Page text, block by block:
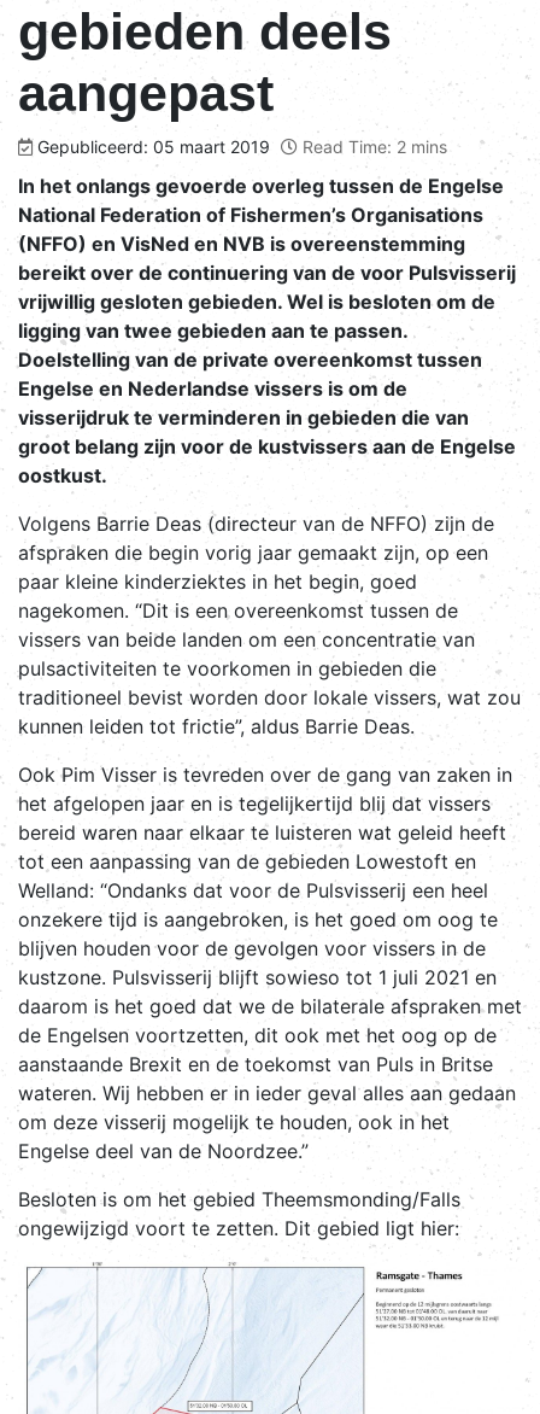
gebieden deels
aangepast
Gepubliceerd: 05 maart 2019 Read Time: 2 mins
In het onlangs gevoerde overleg tussen de Engelse
National Federation of Fishermen’s Organisations
(NFFO) en VisNed en NVB is overeenstemming
bereikt over de continuering van de voor Pulsvisserij
vrijwillig gesloten gebieden. Wel is besloten om de
ligging van twee gebieden aan te passen.
Doelstelling van de private overeenkomst tussen
Engelse en Nederlandse vissers is om de
visserijdruk te verminderen in gebieden die van
groot belang zijn voor de kustvissers aan de Engelse
oostkust.
Volgens Barrie Deas (directeur van de NFFO) zijn de
afspraken die begin vorig jaar gemaakt zijn, op een
paar kleine kinderziektes in het begin, goed
nagekomen. “Dit is een overeenkomst tussen de
vissers van beide landen om een concentratie van
pulsactiviteiten te voorkomen in gebieden die
traditioneel bevist worden door lokale vissers, wat zou
kunnen leiden tot frictie”, aldus Barrie Deas.
Ook Pim Visser is tevreden over de gang van zaken in
het afgelopen jaar en is tegelijkertijd blij dat vissers
bereid waren naar elkaar te luisteren wat geleid heeft
tot een aanpassing van de gebieden Lowestoft en
Welland: “Ondanks dat voor de Pulsvisserij een heel
onzekere tijd is aangebroken, is het goed om oog te
blijven houden voor de gevolgen voor vissers in de
kustzone. Pulsvisserij blijft sowieso tot 1 juli 2021 en
daarom is het goed dat we de bilaterale afspraken met
de Engelsen voortzetten, dit ook met het oog op de
aanstaande Brexit en de toekomst van Puls in Britse
wateren. Wij hebben er in ieder geval alles aan gedaan
om deze visserij mogelijk te houden, ook in het
Engelse deel van de Noordzee.”
Besloten is om het gebied Theemsmonding/Falls
ongewijzigd voort te zetten. Dit gebied ligt hier: